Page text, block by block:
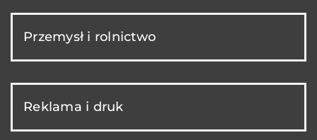
Przemysł i rolnictwo
Reklama i druk